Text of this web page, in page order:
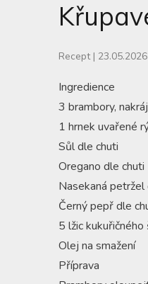
Recept | 23.05.2026
Ingredience
3 brambory,
1 hrnek uvařené
Sůl dle chuti
Oregano dle chuti
Nasekaná petržel
Černý pepř dle
5 lžic kukuřičného
Olej na smažení
Příprava